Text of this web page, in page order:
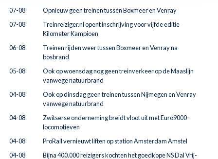
07-08
Opnieuw geen treinen tussen Boxmeer en Venray
07-08
Treinreiziger.nl opent inschrijving voor vijfde editie
Kilometer Kampioen
06-08
Treinen rijden weer tussen Boxmeer en Venray na
bosbrand
05-08
Ook op woensdag nog geen treinverkeer op de Maaslijn
vanwege natuurbrand
04-08
Ook op dinsdag geen treinen tussen Nijmegen en Venray
vanwege natuurbrand
04-08
Zwitserse onderneming breidt vloot uit met Euro9000-
locomotieven
04-08
ProRail vernieuwt liften op station Amsterdam Amstel
04-08
Bijna 400.000 reizigers kochten het goedkope NS Dal Vrij-